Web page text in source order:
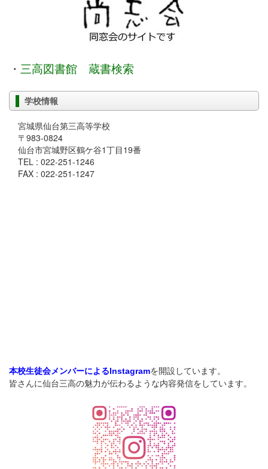
・ 三高図書館 蔵書検索
学校情報
宮城県仙台第三高等学校
〒983-0824
仙台市宮城野区鶴ケ谷1丁目19番
TEL : 022-251-1246
FAX : 022-251-1247
本校生徒会メンバーによるInstagramを開設しています。
皆さんに仙台三高の魅力が伝わるような内容発信をしています。